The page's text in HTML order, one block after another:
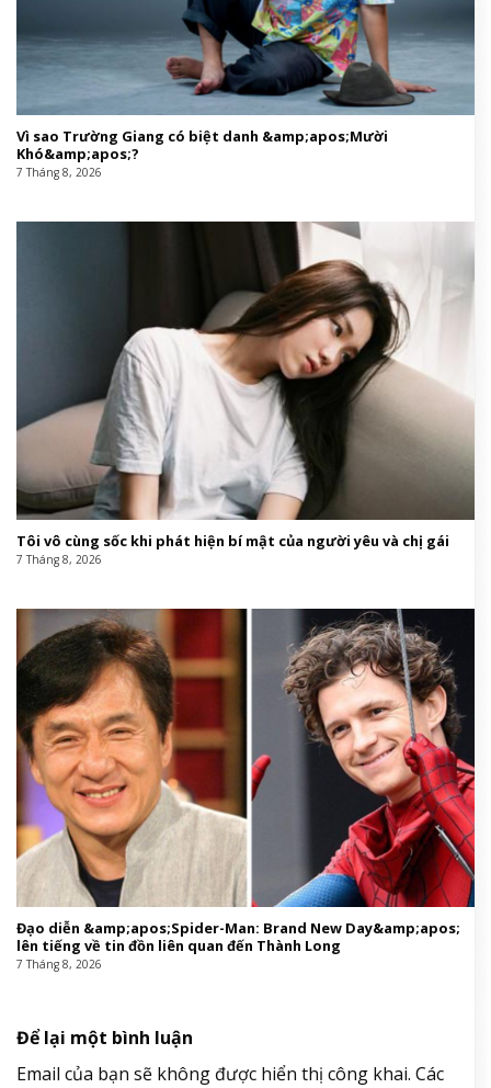
Vì sao Trường Giang có biệt danh &amp;apos;Mười
Khó&amp;apos;?
7 Tháng 8, 2026
Tôi vô cùng sốc khi phát hiện bí mật của người yêu và chị gái
7 Tháng 8, 2026
Đạo diễn &amp;apos;Spider-Man: Brand New Day&amp;apos;
lên tiếng về tin đồn liên quan đến Thành Long
7 Tháng 8, 2026
Để lại một bình luận
Email của bạn sẽ không được hiển thị công khai. Các